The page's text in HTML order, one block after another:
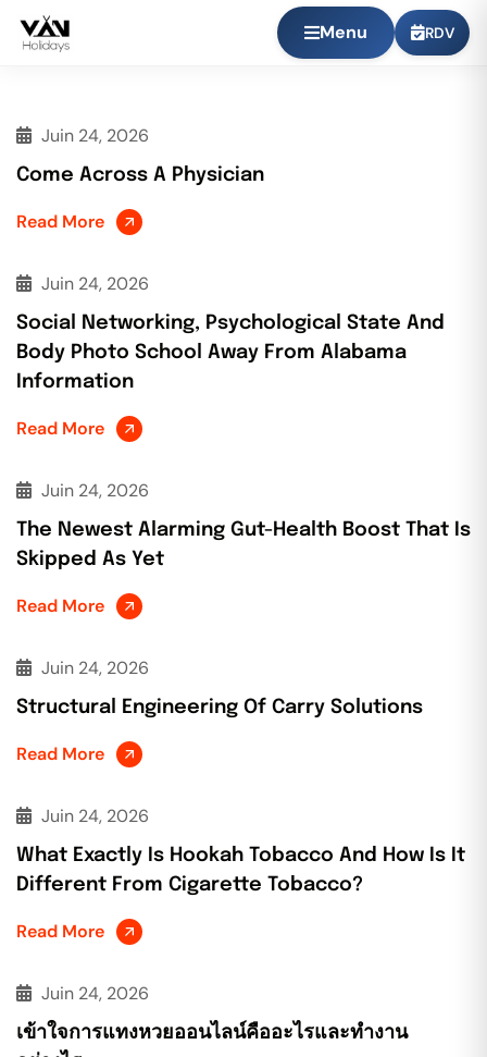
Menu RDV
Juin 24, 2026
Come Across A Physician
Read More
Juin 24, 2026
Social Networking, Psychological State And
Body Photo School Away From Alabama
Information
Read More
Juin 24, 2026
The Newest Alarming Gut-Health Boost That Is
Skipped As Yet
Read More
Juin 24, 2026
Structural Engineering Of Carry Solutions
Read More
Juin 24, 2026
What Exactly Is Hookah Tobacco And How Is It
Different From Cigarette Tobacco?
Read More
Juin 24, 2026
เข้าใจการแทงหวยออนไลน์คืออะไรและทำงาน